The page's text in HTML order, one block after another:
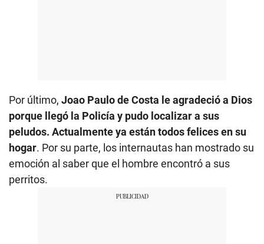
Por último, Joao Paulo de Costa le agradeció a Dios
porque llegó la Policía y pudo localizar a sus
peludos. Actualmente ya están todos felices en su
hogar. Por su parte, los internautas han mostrado su
emoción al saber que el hombre encontró a sus
perritos.